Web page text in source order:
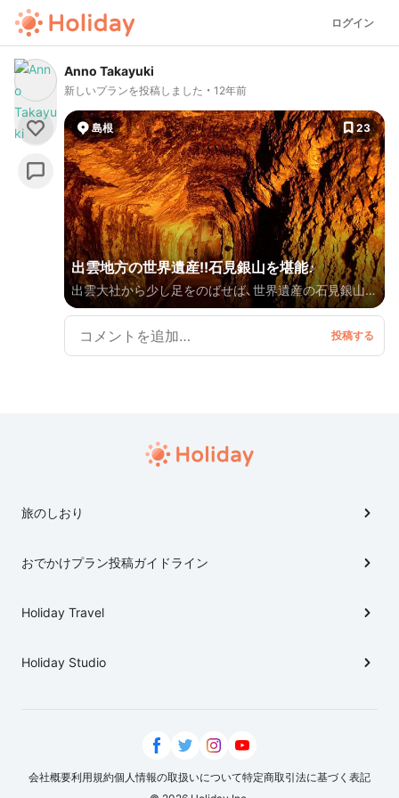
ログイン
Anno Takayuki
新しいプランを投稿しました 12年前
島根 23
出雲地方の世界遺産!!石見銀山を堪能♪
出雲大社から少し足をのばせば、世界遺産の石見銀山と
源泉掛け流しの温泉津温泉が待っています。戦国時代
から江戸時代初期にかけて栄えた石見銀山の坑道を抜
けたり、大森の町並みを散策し、その日の疲れを温泉津
旅のしおり
おでかけプラン投稿ガイドライン
Holiday Travel
Holiday Studio
会社概要利用規約個人情報の取扱いについて特定商取引法に基づく表記